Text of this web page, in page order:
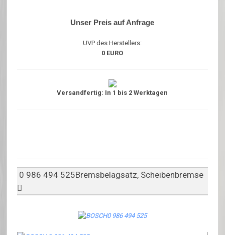
Unser Preis auf Anfrage
UVP des Herstellers:
0 EURO
Versandfertig: In 1 bis 2 Werktagen
0 986 494 525Bremsbelagsatz, Scheibenbremse